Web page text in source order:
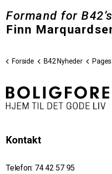
Formand for
Finn
Forside B42 Nyheder Pages
Kontakt
Telefon: 74 42 57 95